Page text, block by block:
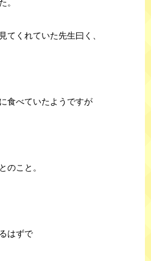
。
てくれていた先生曰く、
食べていたようですが
のこと。
はずで